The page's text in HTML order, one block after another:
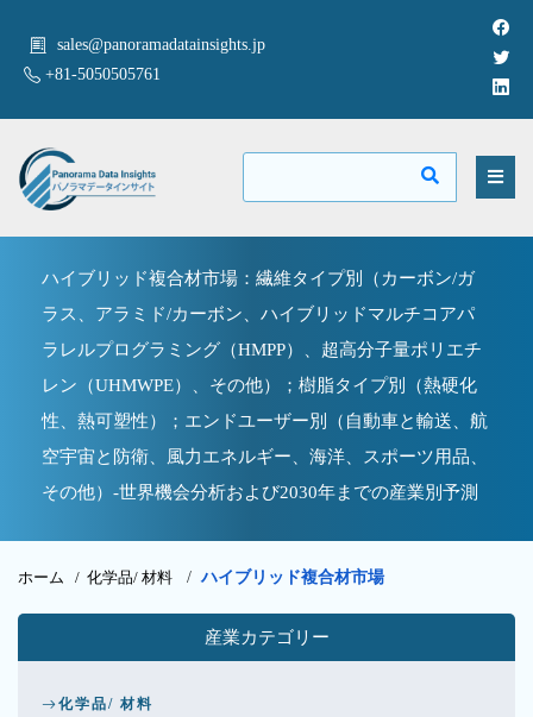
sales@panoramadatainsights.jp
+81-5050505761
ハイブリッド複合材市場：繊維タイプ別（カーボン/ガ
ラス、アラミド/カーボン、ハイブリッドマルチコアパ
ラレルプログラミング（HMPP）、超高分子量ポリエチ
レン（UHMWPE）、その他）；樹脂タイプ別（熱硬化
性、熱可塑性）；エンドユーザー別（自動車と輸送、航
空宇宙と防衛、風力エネルギー、海洋、スポーツ用品、
その他）-世界機会分析および2030年までの産業別予測
ホーム / 化学品/ 材料 /ハイブリッド複合材市場
産業カテゴリー
化学品/ 材料